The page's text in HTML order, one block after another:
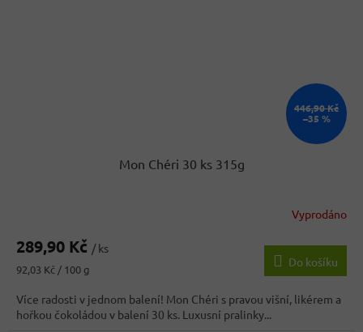
446,90 Kč
–35 %
Mon Chéri 30 ks 315g
produktu
3,9
z
5
hvězdiček.
Vyprodáno
289,90 Kč / ks
Měrná
92,03 Kč / 100 g
Do košíku
Více radosti v jednom balení! Mon Chéri s pravou višní, likérem a
hořkou čokoládou v balení 30 ks. Luxusní pralinky...